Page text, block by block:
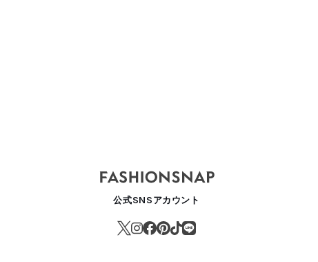
公式SNSアカウント